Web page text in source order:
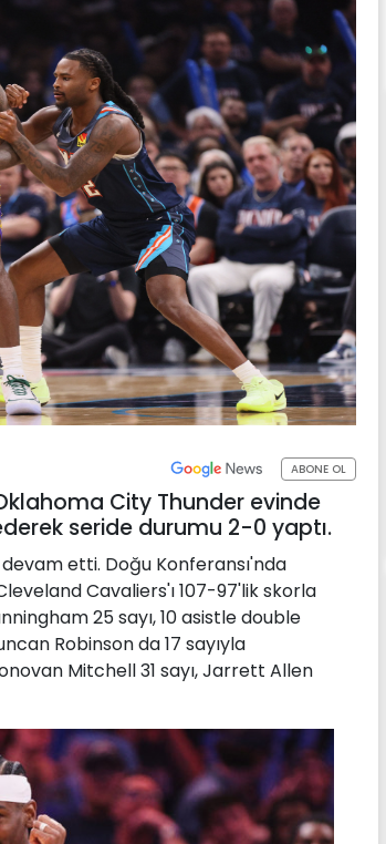
ABONE OL
City Thunder evinde
seride durumu 2-0 yaptı.
etti. Doğu Konferansı'nda
Cavaliers'ı 107-97'lik skorla
25 sayı, 10 asistle double
Robinson da 17 sayıyla
Mitchell 31 sayı, Jarrett Allen